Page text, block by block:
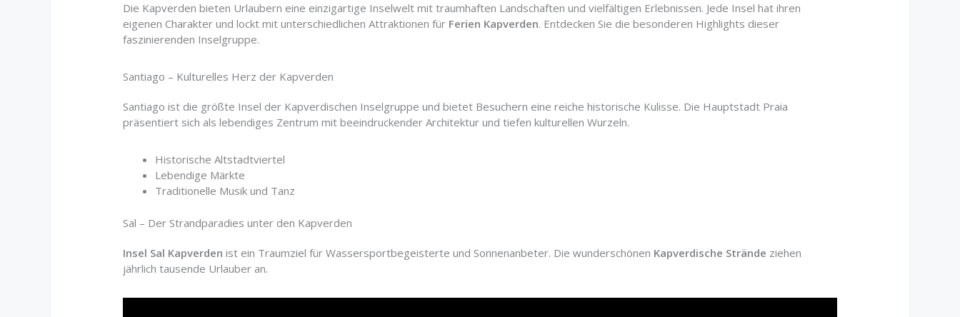
Die Kapverden bieten Urlaubern eine einzigartige Inselwelt mit traumhaften Landschaften und vielfältigen Erlebnissen. Jede Insel hat ihren
eigenen Charakter und lockt mit unterschiedlichen Attraktionen für Ferien Kapverden. Entdecken Sie die besonderen Highlights dieser
faszinierenden Inselgruppe.
Santiago – Kulturelles Herz der Kapverden
Santiago ist die größte Insel der Kapverdischen Inselgruppe und bietet Besuchern eine reiche historische Kulisse. Die Hauptstadt Praia
präsentiert sich als lebendiges Zentrum mit beeindruckender Architektur und tiefen kulturellen Wurzeln.
Historische Altstadtviertel
Lebendige Märkte
Traditionelle Musik und Tanz
Sal – Der Strandparadies unter den Kapverden
Insel Sal Kapverden ist ein Traumziel für Wassersportbegeisterte und Sonnenanbeter. Die wunderschönen Kapverdische Strände ziehen
jährlich tausende Urlauber an.